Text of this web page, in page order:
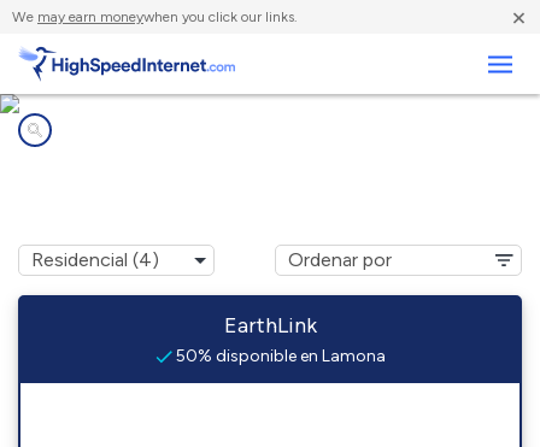
We may earn moneywhen you click our links. ×
EarthLink
50% disponible en Lamona